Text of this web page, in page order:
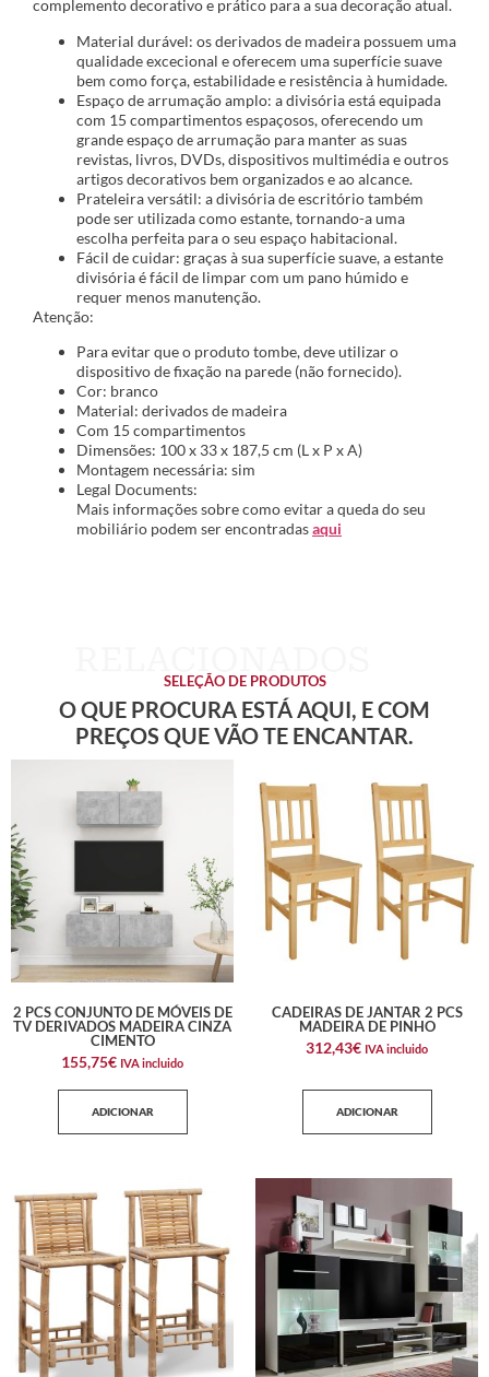
complemento decorativo e prático para a sua decoração atual.
Material durável: os derivados de madeira possuem uma
qualidade excecional e oferecem uma superfície suave
bem como força, estabilidade e resistência à humidade.
Espaço de arrumação amplo: a divisória está equipada
com 15 compartimentos espaçosos, oferecendo um
grande espaço de arrumação para manter as suas
revistas, livros, DVDs, dispositivos multimédia e outros
artigos decorativos bem organizados e ao alcance.
Prateleira versátil: a divisória de escritório também
pode ser utilizada como estante, tornando-a uma
escolha perfeita para o seu espaço habitacional.
Fácil de cuidar: graças à sua superfície suave, a estante
divisória é fácil de limpar com um pano húmido e
requer menos manutenção.
Atenção:
Para evitar que o produto tombe, deve utilizar o
dispositivo de fixação na parede (não fornecido).
Cor: branco
Material: derivados de madeira
Com 15 compartimentos
Dimensões: 100 x 33 x 187,5 cm (L x P x A)
Montagem necessária: sim
Legal Documents:
Mais informações sobre como evitar a queda do seu
mobiliário podem ser encontradasaqui
SELEÇÃO DE PRODUTOS
O QUE PROCURA ESTÁ AQUI, E COM
PREÇOS QUE VÃO TE ENCANTAR.
2 PCS CONJUNTO DE MÓVEIS DE
TV DERIVADOS MADEIRA CINZA
CIMENTO
155,75€ IVA incluido
ADICIONAR
CADEIRAS DE JANTAR 2 PCS
MADEIRA DE PINHO
312,43€ IVA incluido
ADICIONAR